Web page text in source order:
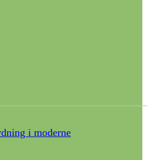
i moderne